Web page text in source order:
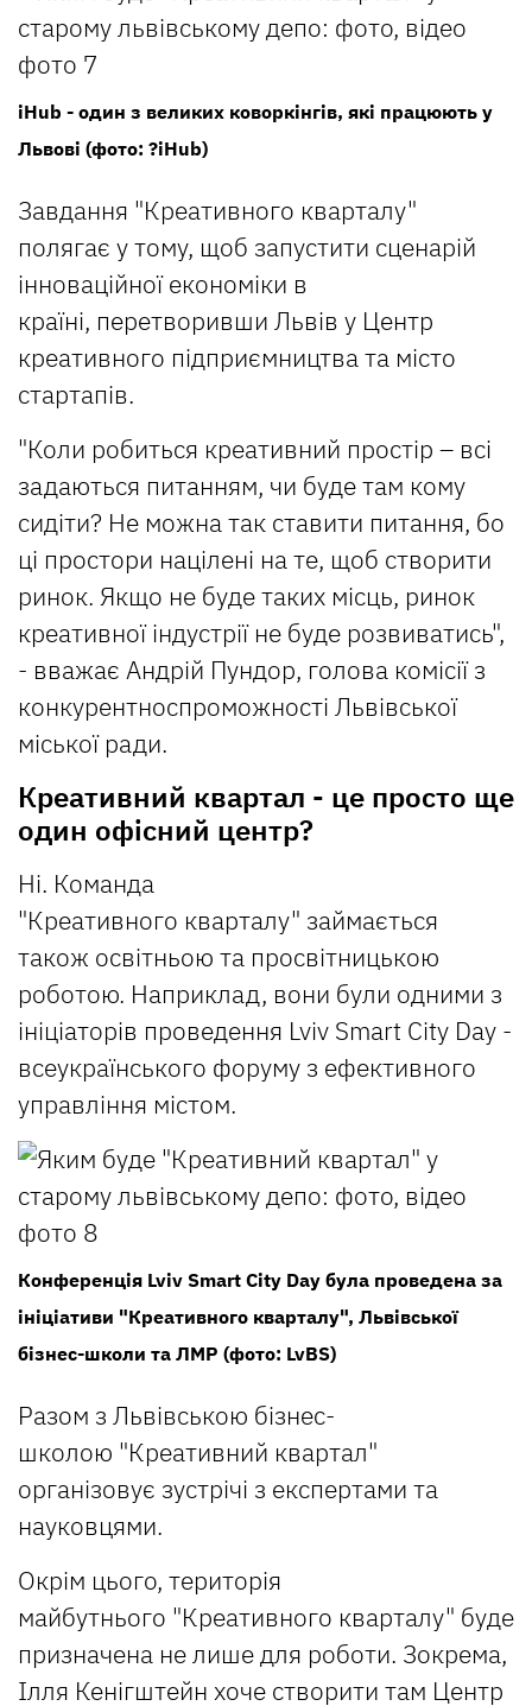
iHub - один з великих коворкінгів, які працюють у
Львові (фото: ?iHub)
Завдання "Креативного кварталу"
полягає у тому, щоб запустити сценарій
інноваційної економіки в
країні, перетворивши Львів у Центр
креативного підприємництва та місто
стартапів.
"Коли робиться креативний простір – всі
задаються питанням, чи буде там кому
сидіти? Не можна так ставити питання, бо
ці простори націлені на те, щоб створити
ринок. Якщо не буде таких місць, ринок
креативної індустрії не буде розвиватись",
- вважає Андрій Пундор, голова комісії з
конкурентноспроможності Львівської
міської ради.
Креативний квартал - це просто ще
один офісний центр?
Ні. Команда
"Креативного кварталу" займається
також освітньою та просвітницькою
роботою. Наприклад, вони були одними з
ініціаторів проведення Lviv Smart City Day -
всеукраїнського форуму з ефективного
управління містом.
Конференція Lviv Smart City Day була проведена за
ініціативи "Креативного кварталу", Львівської
бізнес-школи та ЛМР (фото: LvBS)
Разом з Львівською бізнес-
школою "Креативний квартал"
організовує зустрічі з експертами та
науковцями.
Окрім цього, територія
майбутнього "Креативного кварталу" буде
призначена не лише для роботи. Зокрема,
Ілля Кенігштейн хоче створити там Центр